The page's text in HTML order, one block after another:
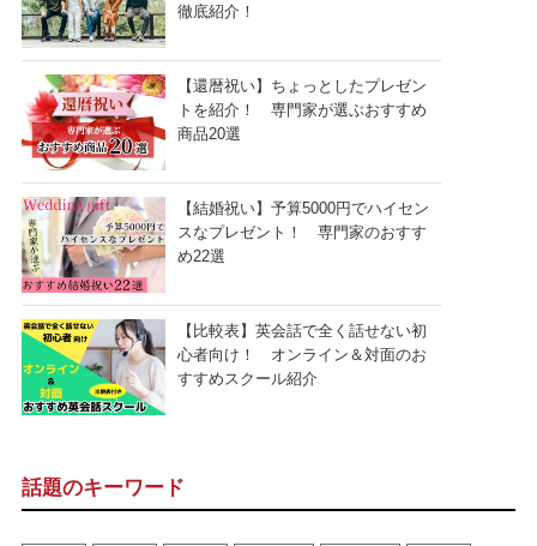
徹底紹介！
【還暦祝い】ちょっとしたプレゼン
トを紹介！ 専門家が選ぶおすすめ
商品20選
【結婚祝い】予算5000円でハイセン
スなプレゼント！ 専門家のおすす
め22選
【比較表】英会話で全く話せない初
心者向け！ オンライン＆対面のお
すすめスクール紹介
話題のキーワード